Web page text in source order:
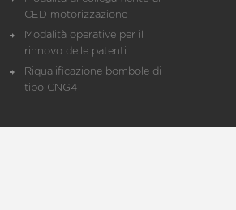
CED motorizzazione
Modalità operative per il
rinnovo delle patenti
Riqualificazione bombole di
tipo CNG4